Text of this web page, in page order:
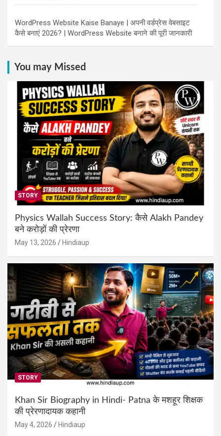
WordPress Website Kaise Banaye | अपनी वर्डप्रेस वेबसाइट
कैसे बनाएं 2026? | WordPress Website बनाने की पूरी जानकारी
You may Missed
STORY
Physics Wallah Success Story: कैसे Alakh Pandey
बने करोड़ों की प्रेरणा
May 13, 2026 Hindiaup
STORY
Khan Sir Biography in Hindi- Patna के मशहूर शिक्षक
की प्रेरणादायक कहानी
May 4, 2026 Hindiaup